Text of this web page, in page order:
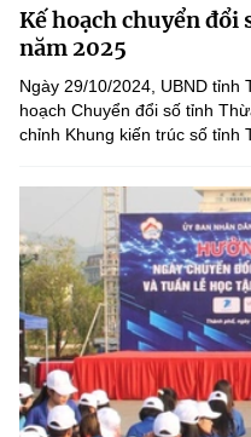
Kế hoạch chuyển
năm 2025
Ngày 29/10/2024, UBND tỉnh
hoạch Chuyển đổi số tỉnh
chỉnh Khung kiến trúc số tỉnh